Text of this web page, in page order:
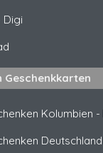
Digi
Geschenkkarten
Kolumbien -
Deutschland